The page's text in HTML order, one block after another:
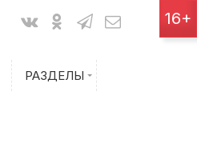
РАЗДЕЛЫ
Показания счетчиков
Билеты на поезд
16+